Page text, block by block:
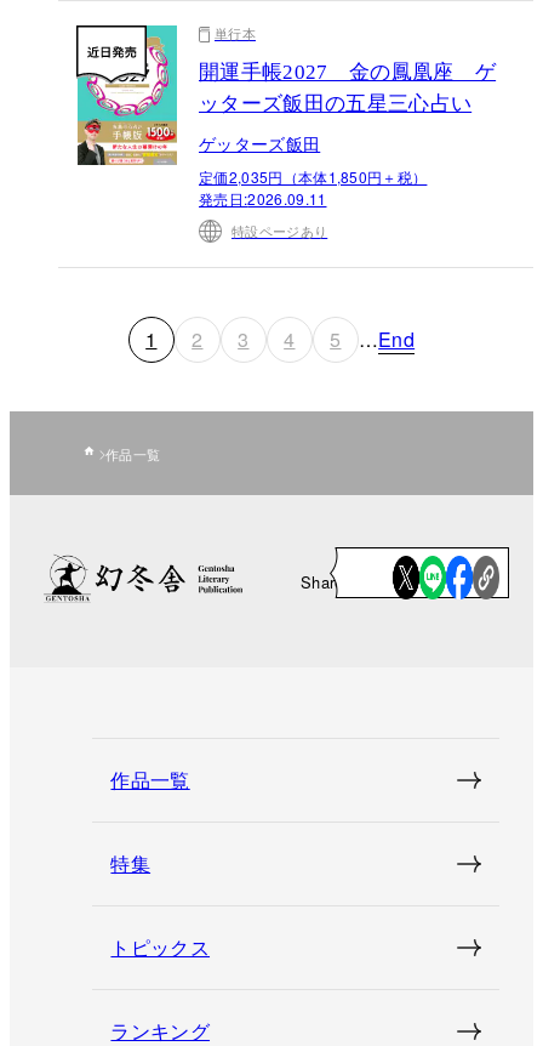
単行本
開運手帳2027 金の鳳凰座 ゲ
ッターズ飯田の五星三心占い
ゲッターズ飯田
定価2,035円（本体1,850円＋税）
発売日:2026.09.11
特設ページあり
1 2 3 4 5 …End
作品一覧
Share
作品一覧
特集
トピックス
ランキング